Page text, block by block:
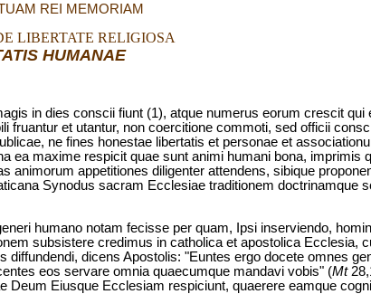
REI MEMORIAM
LIBERTATE RELIGIOSA
HUMANAE
in dies conscii fiunt (1), atque numerus eorum crescit qui
fruantur et utantur, non coercitione commoti, sed officii
ne fines honestae libertatis et personae et
ea maxime respicit quae sunt animi humani bona, imprimis
animorum appetitiones diligenter attendens, sibique
Synodus sacram Ecclesiae traditionem doctrinamque
humano notam fecisse per quam, Ipsi inserviendo,
subsistere credimus in catholica et apostolica Ecclesia,
dicens Apostolis: "Euntes ergo docete omnes
eos servare omnia quaecumque mandavi vobis" (Mt
Deum Eiusque Ecclesiam respiciunt, quaerere eamque